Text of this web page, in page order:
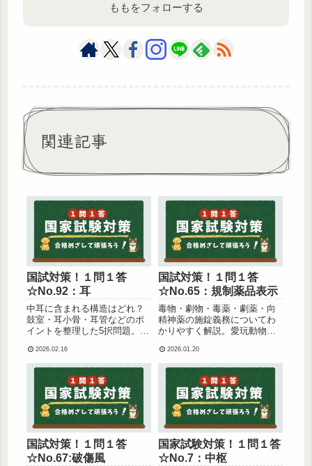
ももをフォローする
関連記事
国試対策！１問１答
☆No.92：耳
中耳に含まれる構造はどれ？
鼓室・耳小骨・耳管などのポ
イントを整理した5択問題。外
すく解説します。愛玩動物看
護師国家試験対策に役立つ聴
覚分野の重要問題です。
2026.02.16
国試対策！１問１答
☆No.65：規制薬品表示
毒物・劇物・毒薬・劇薬・向
精神薬の施錠義務についてわ
かりやすく解説。愛玩動物看
錠義務がないのはどれか？」
のポイントを短くまとめてい
2026.01.20
国試対策！１問１答
☆No.67:破傷風
国家試験対策！１問１答
☆No.7：中枢